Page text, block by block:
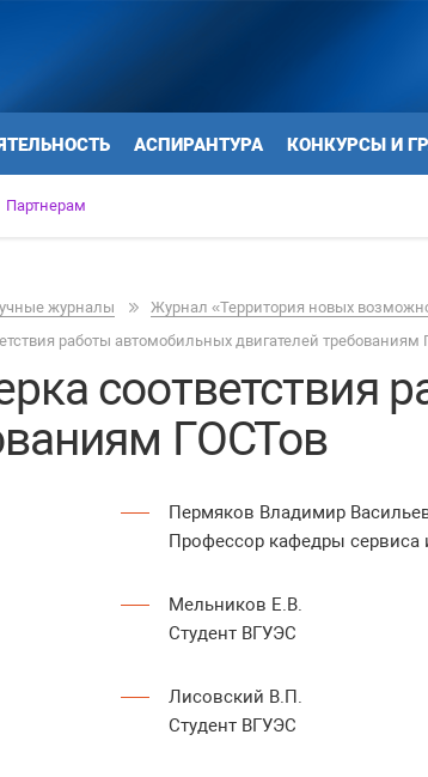
АСПИРАНТУРА КОНКУРСЫ И
Партнерам
журналы Журнал «Территория новых
работы автомобильных двигателей требованиям
соответствия
ГОСТов
Пермяков Владимир
Профессор кафедры сервиса
Мельников Е.В.
Студент ВГУЭС
Лисовский В.П.
Студент ВГУЭС